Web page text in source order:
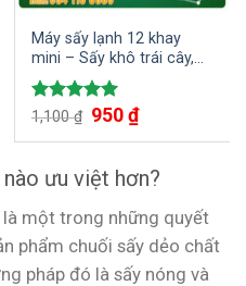
Máy sấy lạnh 12 khay
mini – Sấy khô trái cây,
dược liệu đảm bảo chất
lượng đồng đều
Được xếp
1,100₫ Giá
gốc
là:
950₫Giá
hiện
tại
950 ₫.
ưu việt hơn?
một trong những quyết
phẩm chuối sấy dẻo chất
pháp đó là sấy nóng và